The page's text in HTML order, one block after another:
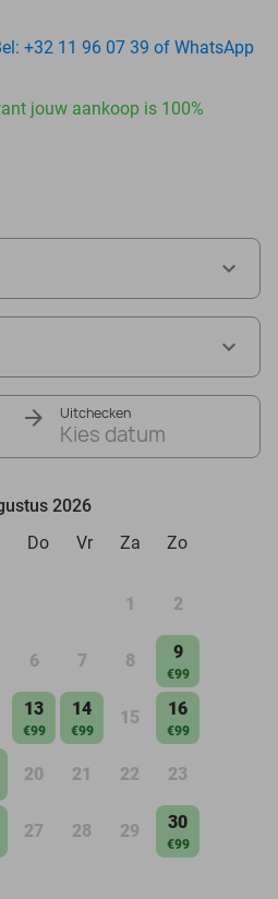
+32 11 96 07 39 of WhatsApp
jouw aankoop is 100%
Uitchecken
Kies datum
2026
Do Vr Za Zo
1 2
6 7 8 9
€99
13
€99
14
€99
15 16
€99
20 21 22 23
27 28 29 30
€99